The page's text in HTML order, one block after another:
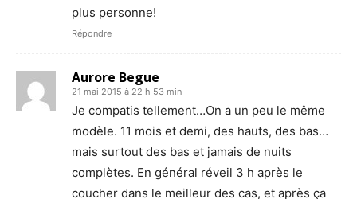
plus personne!
Répondre
Aurore Begue
21 mai 2015 à 22 h 53 min
Je compatis tellement…On a un peu le même
modèle. 11 mois et demi, des hauts, des bas…
mais surtout des bas et jamais de nuits
complètes. En général réveil 3 h après le
coucher dans le meilleur des cas, et après ça